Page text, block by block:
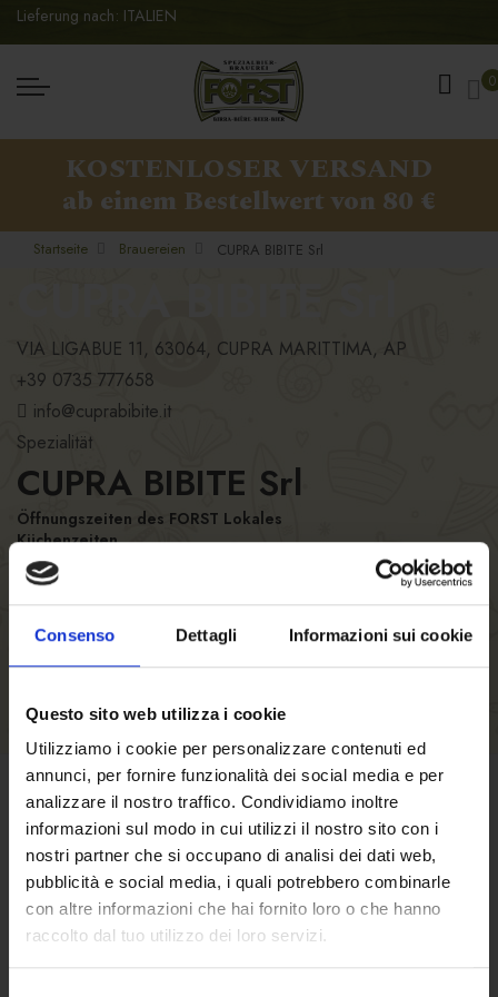
Consenso Dettagli Informazioni sui cookie
Questo sito web utilizza i cookie
Utilizziamo i cookie per personalizzare contenuti ed
annunci, per fornire funzionalità dei social media e per
analizzare il nostro traffico. Condividiamo inoltre
informazioni sul modo in cui utilizzi il nostro sito con i
nostri partner che si occupano di analisi dei dati web,
pubblicità e social media, i quali potrebbero combinarle
con altre informazioni che hai fornito loro o che hanno
raccolto dal tuo utilizzo dei loro servizi.
Lieferung nach: ITALIEN
0
KOSTENLOSER VERSAND
ab einem Bestellwert von 80 €
Startseite Brauereien CUPRA BIBITE Srl
VIA LIGABUE 11, 63064, CUPRA MARITTIMA, AP
+39 0735 777658
info@cuprabibite.it
Spezialität
CUPRA BIBITE Srl
Öffnungszeiten des FORST Lokales
Küchenzeiten
Anzahl der Sitze
GESCHÄFTSBEDINGUNGEN
Klicken Sie hierum die
Verkaufsbedingungen zu lesen.